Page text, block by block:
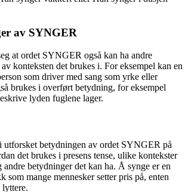
av SYNGER
at ordet SYNGER også kan ha andre
konteksten det brukes i. For eksempel kan en
som driver med sang som yrke eller
brukes i overført betydning, for eksempel
lyden fuglene lager.
utforsket betydningen av ordet SYNGER på
det brukes i presens tense, ulike kontekster
andre betydninger det kan ha. Å synge er en
mange mennesker setter pris på, enten
lyttere.